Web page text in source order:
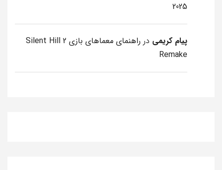
2025
پیام کریمی در
راهنمای معماهای بازی Silent Hill 2
Remake